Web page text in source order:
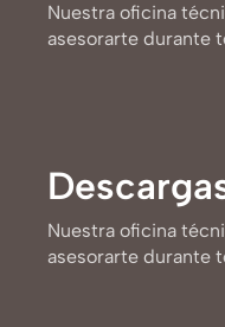
Nuestra oficina
asesorarte durante
Nuestra oficina
asesorarte durante